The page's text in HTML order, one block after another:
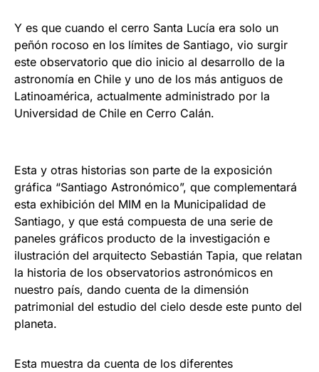
Y es que cuando el cerro Santa Lucía era solo un
peñón rocoso en los límites de Santiago, vio surgir
este observatorio que dio inicio al desarrollo de la
astronomía en Chile y uno de los más antiguos de
Latinoamérica, actualmente administrado por la
Universidad de Chile en Cerro Calán.
Esta y otras historias son parte de la exposición
gráfica “Santiago Astronómico”, que complementará
esta exhibición del MIM en la Municipalidad de
Santiago, y que está compuesta de una serie de
paneles gráficos producto de la investigación e
ilustración del arquitecto Sebastián Tapia, que relatan
la historia de los observatorios astronómicos en
nuestro país, dando cuenta de la dimensión
patrimonial del estudio del cielo desde este punto del
planeta.
Esta muestra da cuenta de los diferentes